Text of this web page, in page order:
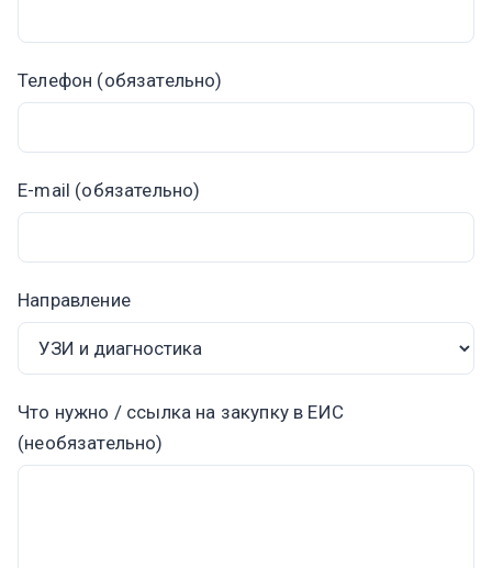
Телефон (обязательно)
E-mail (обязательно)
Направление
Что нужно / ссылка на закупку в ЕИС
(необязательно)